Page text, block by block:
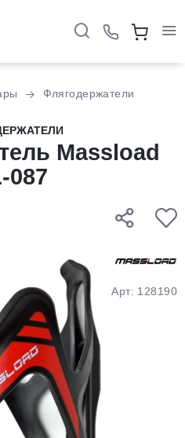
Флягодержатели
Massload
087
Арт: 128190